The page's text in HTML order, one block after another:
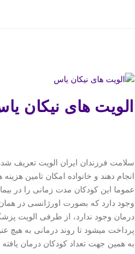
الویت های نیکان
سلامت فرزندان ایران الویت تعریف
انجام دهند و خانواده امکان تامین
عموما این کودکان مدت زمانی را در
وجود دارد که بصورت اورژانسی در
درمان وجود ندارد، از طرفی الویت
پرداخت میشود تا روند درمانی به هیچ
به همین جهت تعداد کودکان درمان